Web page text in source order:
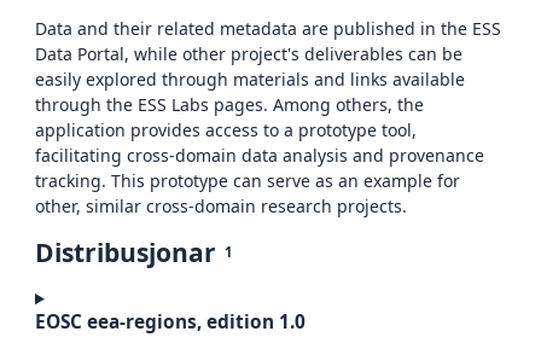
Data and their related metadata are published in the ESS
Data Portal, while other project's deliverables can be
easily explored through materials and links available
through the ESS Labs pages. Among others, the
application provides access to a prototype tool,
facilitating cross-domain data analysis and provenance
tracking. This prototype can serve as an example for
other, similar cross-domain research projects.
Distribusjonar 1
EOSC eea-regions, edition 1.0